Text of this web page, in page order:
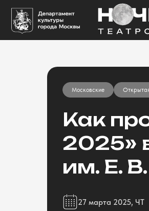
Московские
Как
2025»
им. Е.
27 марта 2025, ЧТ